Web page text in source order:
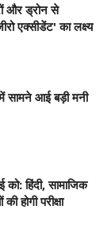
और ड्रोन से
एक्सीडेंट' का लक्ष्य
में सामने आई बड़ी मनी
हिंदी, सामाजिक
होगी परीक्षा